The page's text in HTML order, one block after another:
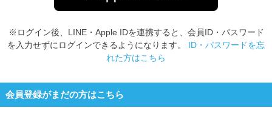
※ログイン後、LINE・Apple IDを連携すると、会員ID・パスワード
を入力せずにログインできるようになります。 ID・パスワードを忘
れた方はこちら
会員登録がまだの方はこちら